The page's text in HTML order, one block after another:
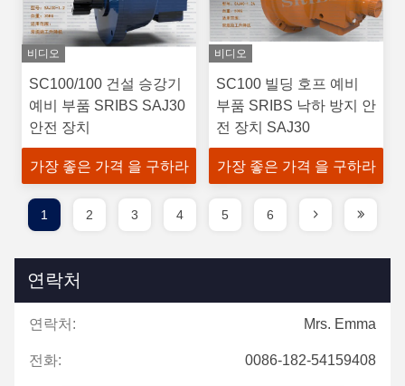
비디오
SC100/100 건설 승강기
예비 부품 SRIBS SAJ30
안전 장치
가장 좋은 가격 을 구하라
비디오
SC100 빌딩 호프 예비
부품 SRIBS 낙하 방지 안
전 장치 SAJ30
가장 좋은 가격 을 구하라
1 2 3 4 5 6
연락처
연락처: Mrs. Emma
전화: 0086-182-54159408